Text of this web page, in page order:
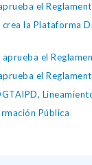
el
la Plataforma
el
el
Pública